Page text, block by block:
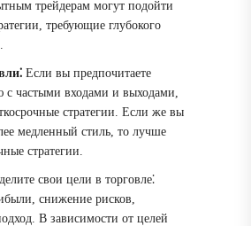
трейдерам могут подойти
требующие глубокого
Если вы предпочитаете
с частыми входами и выходами,
стратегии. Если же вы
медленный стиль, то лучше
стратегии.
свои цели в торговле⁚
снижение рисков,
В зависимости от целей